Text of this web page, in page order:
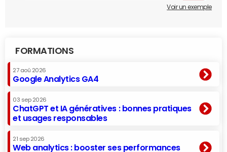
Voir un exemple
FORMATIONS
27 aoû 2026
Google Analytics GA4
03 sep 2026
ChatGPT et IA génératives : bonnes pratiques
et usages responsables
21 sep 2026
Web analytics : booster ses performances